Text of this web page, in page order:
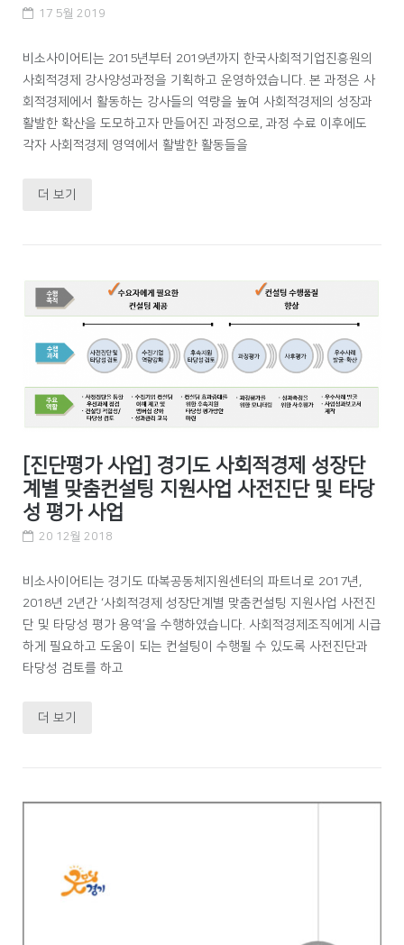
17 5월 2019
비소사이어티는 2015년부터 2019년까지 한국사회적기업진흥원의
사회적경제 강사양성과정을 기획하고 운영하였습니다. 본 과정은 사
회적경제에서 활동하는 강사들의 역량을 높여 사회적경제의 성장과
활발한 확산을 도모하고자 만들어진 과정으로, 과정 수료 이후에도
각자 사회적경제 영역에서 활발한 활동들을
더 보기
[진단평가 사업] 경기도 사회적경제 성장단
계별 맞춤컨설팅 지원사업 사전진단 및 타당
성 평가 사업
20 12월 2018
비소사이어티는 경기도 따복공동체지원센터의 파트너로 2017년,
2018년 2년간 ‘사회적경제 성장단계별 맞춤컨설팅 지원사업 사전진
단 및 타당성 평가 용역’을 수행하였습니다. 사회적경제조직에게 시급
하게 필요하고 도움이 되는 컨설팅이 수행될 수 있도록 사전진단과
타당성 검토를 하고
더 보기